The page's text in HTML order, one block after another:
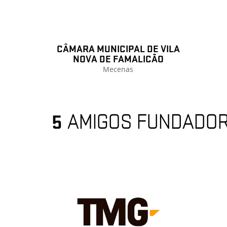
CÂMARA MUNICIPAL DE VILA
NOVA DE FAMALICÃO
Mecenas
5 AMIGOS